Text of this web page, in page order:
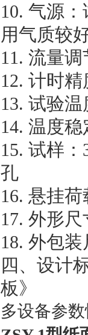
10. 气源
用气质较
11. 流量
12. 计时
13. 试验
14. 温度
15. 试样
孔
16. 悬挂荷
17. 外形
18. 外包
四、设计
板》
多设备参数